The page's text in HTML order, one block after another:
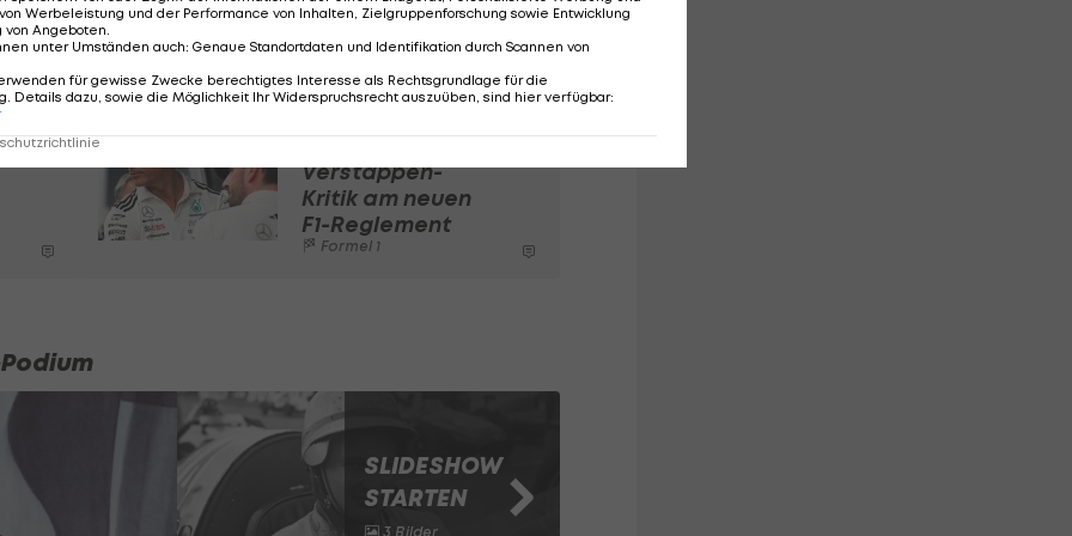
in dieser Position ist", meint Wolff auf die
kontert
Verstappen-
Kritik am neuen
F1-Reglement
Formel 1
SLIDESHOW
STARTEN
3 Bilder
Werbeleistung und der Performance von Inhalten, Zielgruppenforschung sowie Entwicklung
von Angeboten
unter Umständen auch: Genaue Standortdaten und Identifikation durch Scannen von
für gewisse Zwecke berechtigtes Interesse als Rechtsgrundlage für die
Details dazu, sowie die Möglichkeit Ihr Widerspruchsrecht auszuüben, sind hier verfügbar: